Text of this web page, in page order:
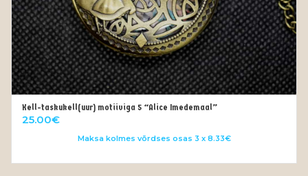
OUT OF STOCK
Kell-taskukell(uur) motiiviga 5 “Alice Imedemaal”
25.00€
Maksa kolmes võrdses osas 3 x 8.33€